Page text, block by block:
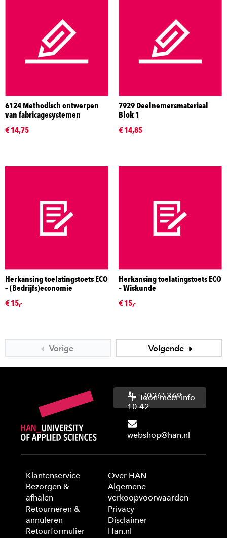
6124 Methodisch ontwerpen
van fabricagesystemen
€ 14,75
7929 Deelnemersmateriaal
Blok 1
€ 14,85
Herkansing toelatingstoets ECO
– (Bedrijfs)economie
€ 15,-
Herkansing toelatingstoets ECO
– Wiskunde
€ 15,-
Vorige Volgende
(026) 369
10 42
webshop@han.nl
Toon meer info
Klantenservice
Bezorgen &
afhalen
Retourneren &
annuleren
Retourformulier
Over HAN
Algemene
verkoopvoorwaarden
Privacy
Disclaimer
Han.nl